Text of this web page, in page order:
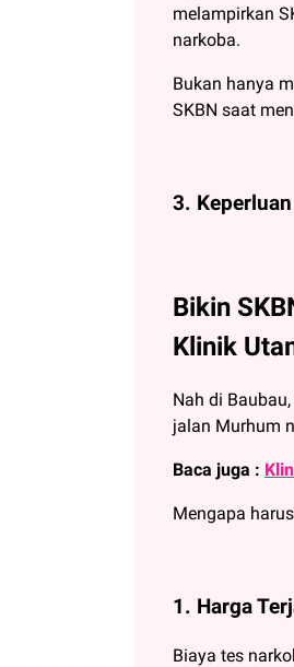
melampirkan
narkoba.
Bukan hanya
SKBN saat
3.
Bikin
Klinik
Nah di
jalan Murhum
Baca juga :
Mengapa
1. Harga
Biaya tes